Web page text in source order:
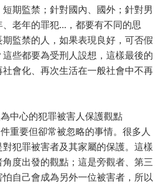
期監禁；針對國內、國外；針對男
老年的罪犯...，都要有不同的思
監禁的人，如果表現良好，可否假
些都要為受刑人設想，這樣最後的
會化、再次生活在一般社會中不再
為中心的犯罪被害人保護觀點
重要但卻常被忽略的事情。很多人
犯罪被害者及其家屬的保護。這樣
度出發的觀點；這是旁觀者、第三
自己會成為另外一位被害者，所以